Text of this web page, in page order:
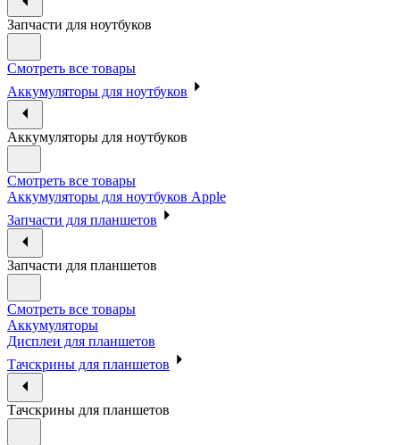
Запчасти для ноутбуков
Смотреть все товары
Аккумуляторы для ноутбуков
Аккумуляторы для ноутбуков
Смотреть все товары
Аккумуляторы для ноутбуков Apple
Запчасти для планшетов
Запчасти для планшетов
Смотреть все товары
Аккумуляторы
Дисплеи для планшетов
Тачскрины для планшетов
Тачскрины для планшетов